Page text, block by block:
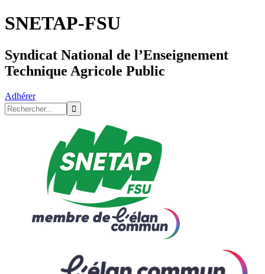
SNETAP-FSU
Syndicat National de l’Enseignement
Technique Agricole Public
Adhérer